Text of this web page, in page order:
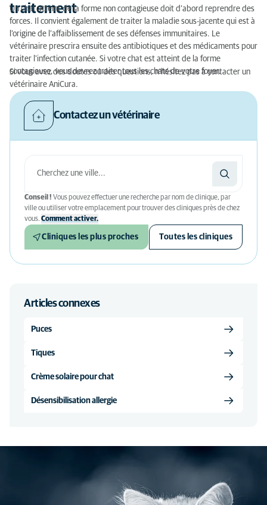
traitement
Un chat atteint de la forme non contagieuse doit d’abord reprendre des
forces. Il convient également de traiter la maladie sous-jacente qui est à
l’origine de l’affaiblissement de ses défenses immunitaires. Le
vétérinaire prescrira ensuite des antibiotiques et des médicaments pour
traiter l'infection cutanée. Si votre chat est atteint de la forme
contagieuse, vous devrez traiter tous les chats de votre foyer.
Si vous avez des doutes ou des questions, n’hésitez pas à contacter un
vétérinaire AniCura.
Contactez un vétérinaire
Conseil ! Vous pouvez effectuer une recherche par nom de clinique, par
ville ou utiliser votre emplacement pour trouver des cliniques près de chez
vous. Comment activer.
Cliniques les plus proches Toutes les cliniques
Articles connexes
Puces
Tiques
Crème solaire pour chat
Désensibilisation allergie